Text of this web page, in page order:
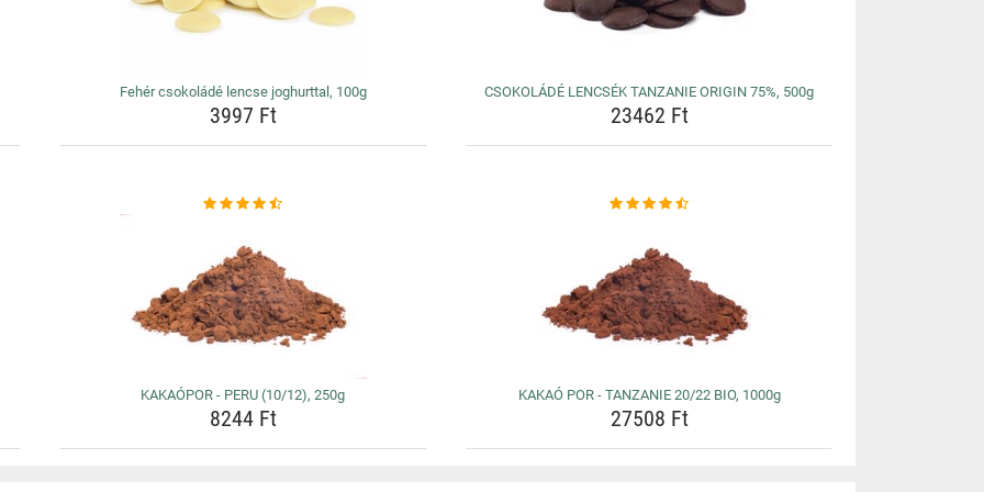
Fehér csokoládé lencse joghurttal, 100g
3997 Ft
CSOKOLÁDÉ LENCSÉK TANZANIE ORIGIN 75%, 500g
23462 Ft
KAKAÓPOR - PERU (10/12), 250g
8244 Ft
KAKAÓ POR - TANZANIE 20/22 BIO, 1000g
27508 Ft